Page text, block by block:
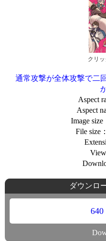
クリ
通常攻撃が全体攻撃で二
Aspect
Aspect
Image size
File size
ダウンロ
640